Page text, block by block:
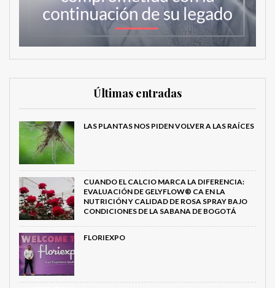
Últimas entradas
LAS PLANTAS NOS PIDEN VOLVER A LAS RAÍCES
CUANDO EL CALCIO MARCA LA DIFERENCIA:
EVALUACIÓN DE GELYFLOW® CA EN LA
NUTRICIÓN Y CALIDAD DE ROSA SPRAY BAJO
CONDICIONES DE LA SABANA DE BOGOTÁ
FLORIEXPO